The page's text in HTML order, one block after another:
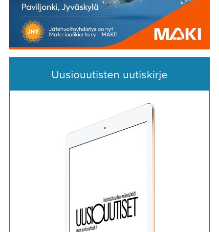
Uusiouutisten uutiskirje